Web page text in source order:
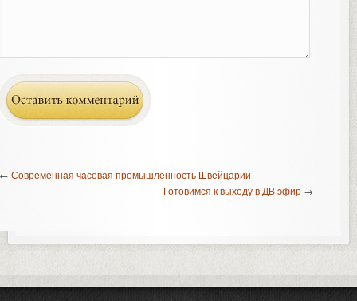
Современная часовая промышленность Швейцарии
Готовимся к выходу в ДВ эфир →